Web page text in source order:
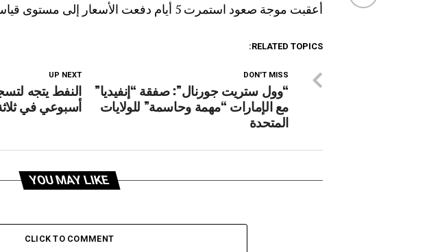
أعقبت موجة صعود استمرت 5 أيام دفعت الأسعار إلى مستوى قياسي.
RELATED TOPICS:
UP NEXT
النفط يتجه
أسبوعي في
DON'T MISS
“وول ستريت جورنال”: صفقة “إنفيديا”
مع الإمارات “مهمة وحاسمة” للولايات
المتحدة
YOU MAY LIKE
CLICK TO COMMENT